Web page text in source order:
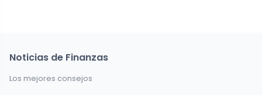
Noticias de Finanzas
Los mejores consejos